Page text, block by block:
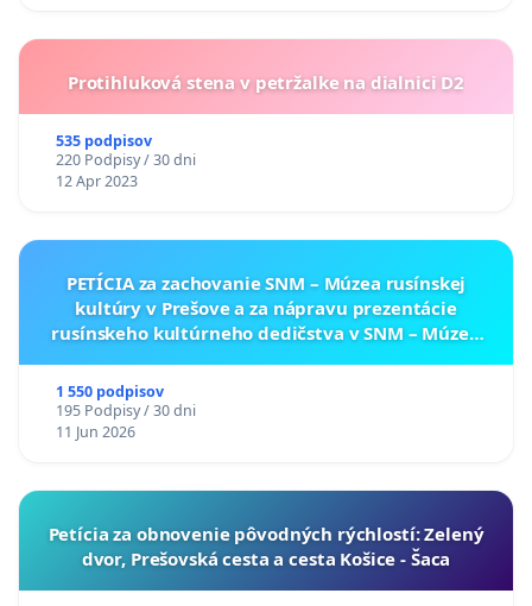
Protihluková stena v petržalke na dialnici D2
535 podpisov
220 Podpisy / 30 dni
12 Apr 2023
PETÍCIA za zachovanie SNM – Múzea rusínskej
kultúry v Prešove a za nápravu prezentácie
rusínskeho kultúrneho dedičstva v SNM – Múzeu
1 550 podpisov
195 Podpisy / 30 dni
11 Jun 2026
​Petícia za obnovenie pôvodných rýchlostí: Zelený
dvor, Prešovská cesta a cesta Košice - Šaca